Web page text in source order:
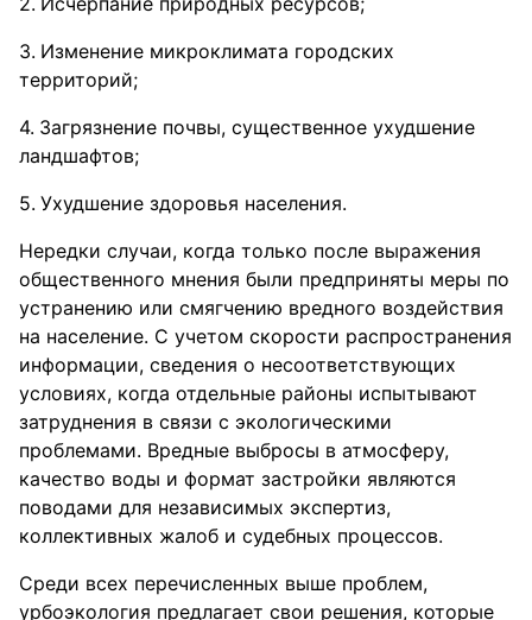
Изменение микроклимата городских
территорий;
Загрязнение почвы, существенное ухудшение
ландшафтов;
Ухудшение здоровья населения.
Нередки случаи, когда только после выражения
общественного мнения были предприняты меры по
устранению или смягчению вредного воздействия
на население. С учетом скорости распространения
информации, сведения о несоответствующих
условиях, когда отдельные районы испытывают
затруднения в связи с экологическими
проблемами. Вредные выбросы в атмосферу,
качество воды и формат застройки являются
поводами для независимых экспертиз,
коллективных жалоб и судебных процессов.
Среди всех перечисленных выше проблем,
урбоэкология предлагает свои решения, которые